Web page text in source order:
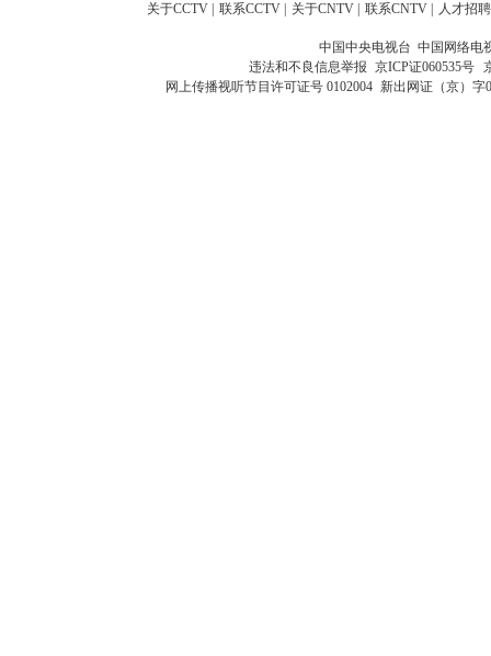
关于CCTV 联系CCTV 关于CNTV 联系CNTV 人才招聘
中国中央电视台 中国网络电
违法和不良信息举报 京ICP证060535号
网上传播视听节目许可证号 0102004 新出网证（京）